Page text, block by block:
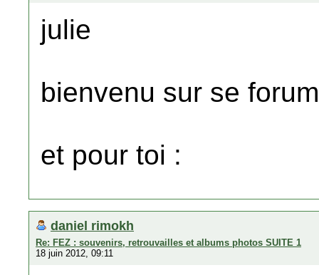
julie
bienvenu sur se forum
et pour toi :
daniel rimokh
Re: FEZ : souvenirs, retrouvailles et albums photos SUITE 1
18 juin 2012, 09:11